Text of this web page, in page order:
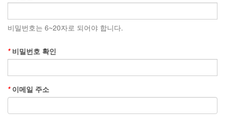
비밀번호는 6~20자로 되어야 합니다.
*비밀번호 확인
*이메일 주소